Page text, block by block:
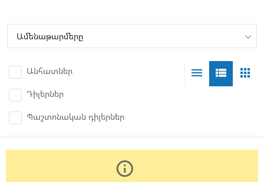
Անհատներ
Դիլերներ
Պաշտոնական դիլերներ
apps
view_list
menu
info_outline